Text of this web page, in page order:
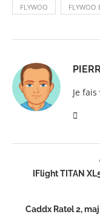
FLYWOO FLYWOO
Je
IFlight TITAN
Caddx Ratel 2,